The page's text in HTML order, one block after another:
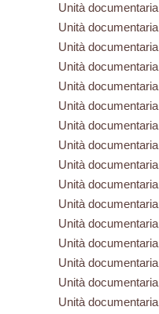
Unità documentaria
Unità documentaria
Unità documentaria
Unità documentaria
Unità documentaria
Unità documentaria
Unità documentaria
Unità documentaria
Unità documentaria
Unità documentaria
Unità documentaria
Unità documentaria
Unità documentaria
Unità documentaria
Unità documentaria
Unità documentaria